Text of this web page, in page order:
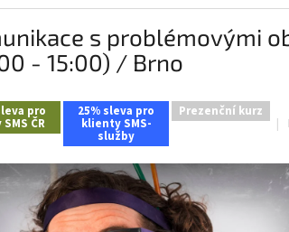
s problémovými
- 15:00) / Brno
pro
ČR
25% sleva pro
klienty SMS-
služby
Prezenční kurz